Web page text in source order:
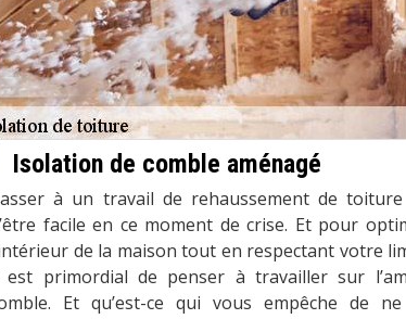
Isolation de comble aménagé
à un travail de rehaussement de
facile en ce moment de crise. Et pour
de la maison tout en respectant votre
est primordial de penser à travailler sur
Et qu’est-ce qui vous empêche de